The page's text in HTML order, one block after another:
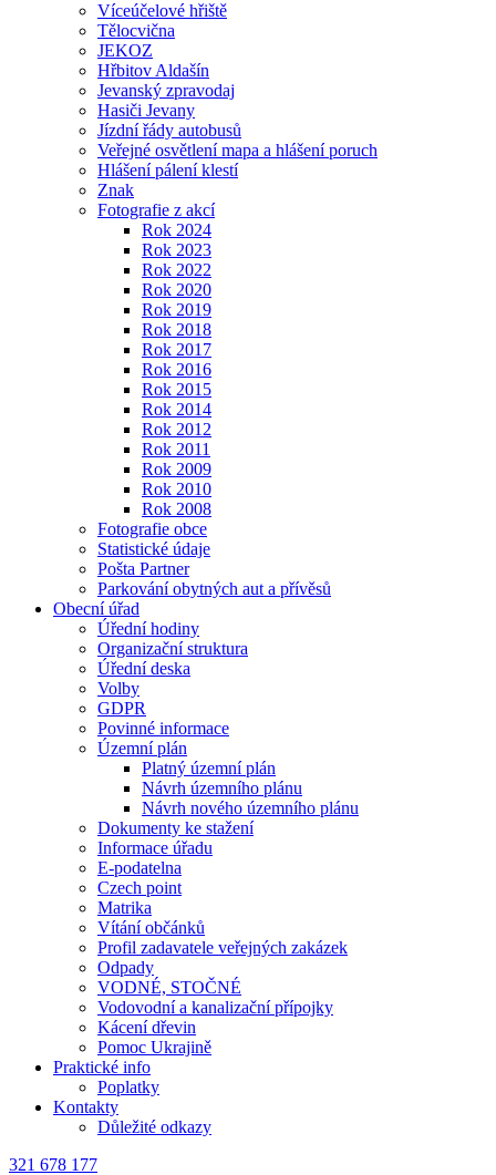
Víceúčelové hřiště
Tělocvična
JEKOZ
Hřbitov Aldašín
Jevanský zpravodaj
Hasiči Jevany
Jízdní řády autobusů
Veřejné osvětlení mapa a hlášení poruch
Hlášení pálení klestí
Znak
Fotografie z akcí
Rok 2024
Rok 2023
Rok 2022
Rok 2020
Rok 2019
Rok 2018
Rok 2017
Rok 2016
Rok 2015
Rok 2014
Rok 2012
Rok 2011
Rok 2009
Rok 2010
Rok 2008
Fotografie obce
Statistické údaje
Pošta Partner
Parkování obytných aut a přívěsů
Obecní úřad
Úřední hodiny
Organizační struktura
Úřední deska
Volby
GDPR
Povinné informace
Územní plán
Platný územní plán
Návrh územního plánu
Návrh nového územního plánu
Dokumenty ke stažení
Informace úřadu
E-podatelna
Czech point
Matrika
Vítání občánků
Profil zadavatele veřejných zakázek
Odpady
VODNÉ, STOČNÉ
Vodovodní a kanalizační přípojky
Kácení dřevin
Pomoc Ukrajině
Praktické info
Poplatky
Kontakty
Důležité odkazy
321 678 177